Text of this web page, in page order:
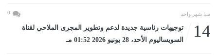
منذ شهر واحد 0
14
توجيهات رئاسية جديدة لدعم وتطوير المجرى الملاحي لقناة
السويساليوم الأحد، 28 يونيو 2026 01:52 مـ